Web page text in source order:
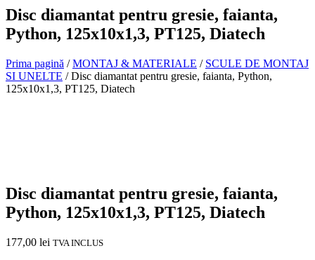
Disc diamantat pentru gresie, faianta,
Python, 125x10x1,3, PT125, Diatech
Prima pagină /MONTAJ & MATERIALE / SCULE DE MONTAJ
SI UNELTE / Disc diamantat pentru gresie, faianta, Python,
125x10x1,3, PT125, DiatechIn stoc
Disc diamantat pentru gresie, faianta,
Python, 125x10x1,3, PT125, Diatech
177,00 lei TVA INCLUS